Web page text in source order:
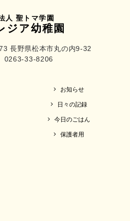
人 聖トマ学園
ジア幼稚園
長野県松本市丸の内9-32
33-8206
お知らせ
日々の記録
今日のごはん
保護者用